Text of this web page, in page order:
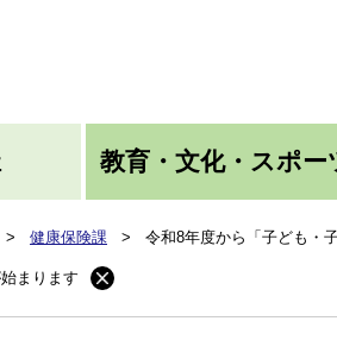
教育・文化・スポー
> 健康保険課 > 令和8年度から「子ども・
まります